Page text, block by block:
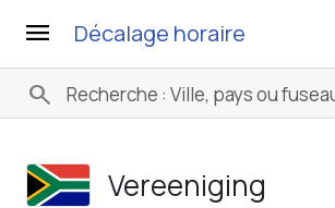
menu Décalage horaire
search
Vereeniging